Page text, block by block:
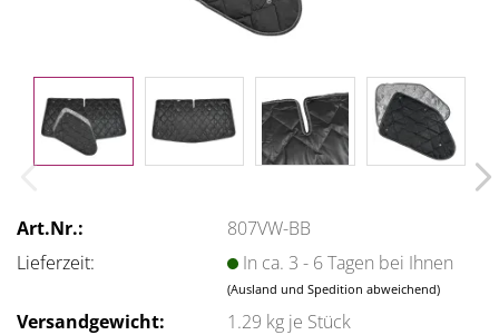
Art.Nr.:
807VW-BB
Lieferzeit:
In ca. 3 - 6 Tagen bei Ihnen
(Ausland und Spedition abweichend)
Versandgewicht: 1.29 kg je Stück